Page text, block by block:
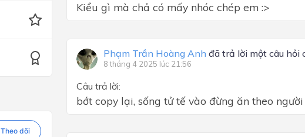
Theo dõi
Kiểu gì mà chả có mấy nhóc chép em :>
Phạm Trần Hoàng Anh đã trả lời một câu hỏi
8 tháng 4 2025 lúc 21:56
Câu trả lời:
bớt copy lại, sống tử tế vào đừng ăn theo